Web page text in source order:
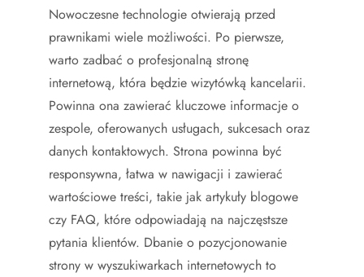
Nowoczesne technologie otwierają przed
prawnikami wiele możliwości. Po pierwsze,
warto zadbać o profesjonalną stronę
internetową, która będzie wizytówką kancelarii.
Powinna ona zawierać kluczowe informacje o
zespole, oferowanych usługach, sukcesach oraz
danych kontaktowych. Strona powinna być
responsywna, łatwa w nawigacji i zawierać
wartościowe treści, takie jak artykuły blogowe
czy FAQ, które odpowiadają na najczęstsze
pytania klientów. Dbanie o pozycjonowanie
strony w wyszukiwarkach internetowych to